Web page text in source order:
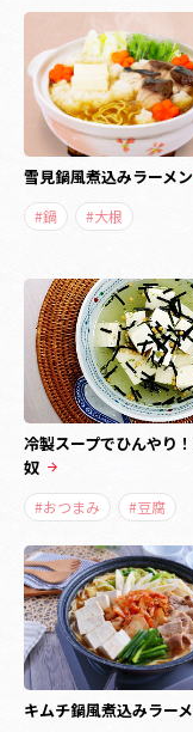
雪見鍋風煮込みラーメン
#鍋 #大根
冷製スープでひんやり
奴
#おつまみ #豆腐
キムチ鍋風煮込みラー